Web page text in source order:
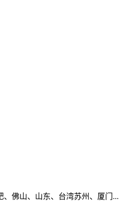
佛山、山东、台湾苏州、厦门...